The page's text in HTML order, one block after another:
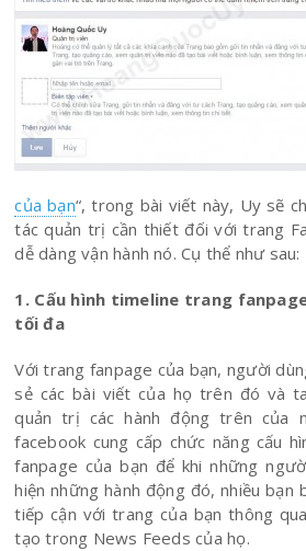
của bạn“, trong bài viết này, Uy sẽ
tác quản trị cần thiết đối với trang
dễ dàng vận hành nó. Cụ thể như sau:
1. Cấu hình timeline trang
tối đa
Với trang fanpage của bạn, người
sẻ các bài viết của họ trên đó và
quản trị các hành động trên của
facebook cung cấp chức năng cấu
fanpage của bạn để khi những
hiện những hành động đó, nhiều bạn
tiếp cận với trang của bạn thông
tạo trong News Feeds của họ.